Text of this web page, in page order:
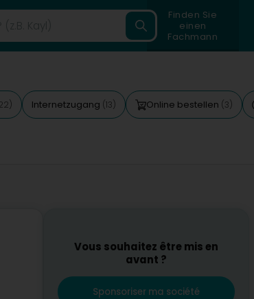
Finden Sie
einen
Fachmann
Internetzugang (13) Online bestellen (3)
Vous souhaitez être mis en
avant ?
Sponsoriser ma société